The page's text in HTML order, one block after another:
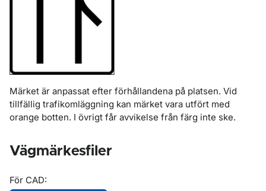
Märket är anpassat efter förhållandena på platsen. Vid
tillfällig trafikomläggning kan märket vara utfört med
orange botten. I övrigt får avvikelse från färg inte ske.
Vägmärkesfiler
För CAD: